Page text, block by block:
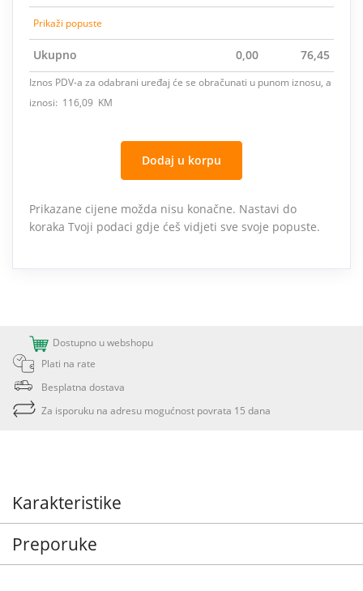
Prikaži popuste
Ukupno 0,00 76,45
Iznos PDV-a za odabrani uređaj će se obračunati u punom iznosu, a
iznosi: 116,09 KM
Dodaj u korpu
Prikazane cijene možda nisu konačne. Nastavi do
koraka Tvoji podaci gdje ćeš vidjeti sve svoje popuste.
Dostupno u webshopu
Plati na rate
Besplatna dostava
Za isporuku na adresu mogućnost povrata 15 dana
Karakteristike
Preporuke